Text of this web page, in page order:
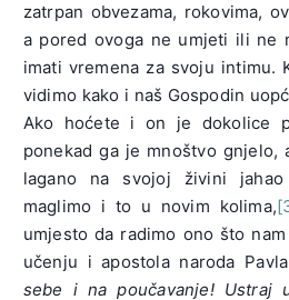
zatrpan obvezama, rokovima,
a pored ovoga ne umjeti ili ne
imati vremena za svoju intimu.
vidimo kako i naš Gospodin
Ako hoćete i on je dokolice
ponekad ga je mnoštvo
lagano na svojoj živini
maglimo i to u novim kolima,
umjesto da radimo ono što
učenju i apostola naroda
sebe i na poučavanje! Ustraj